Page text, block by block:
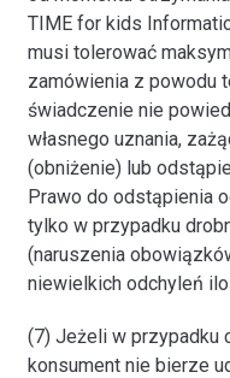
TIME for kids
musi tolerować
zamówienia z powodu
świadczenie nie
własnego uznania,
(obniżenie) lub
Prawo do odstąpienia
tylko w przypadku
(naruszenia
niewielkich odchyleń
(7) Jeżeli w przypadku
konsument nie bierze